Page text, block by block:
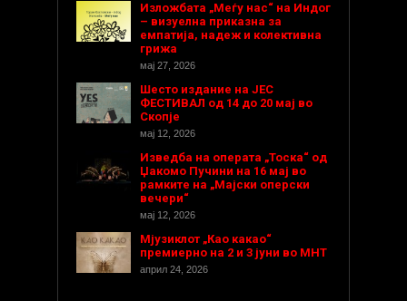
Изложбата „Меѓу нас“ на Индог
– визуелна приказна за
емпатија, надеж и колективна
грижа
мај 27, 2026
Шесто издание на ЈЕС
ФЕСТИВАЛ од 14 до 20 мај во
Скопје
мај 12, 2026
Изведба на операта „Тоска“ од
Џакомо Пучини на 16 мај во
рамките на „Мајски оперски
вечери“
мај 12, 2026
Мјузиклот „Као какао“
премиерно на 2 и 3 јуни во МНТ
април 24, 2026